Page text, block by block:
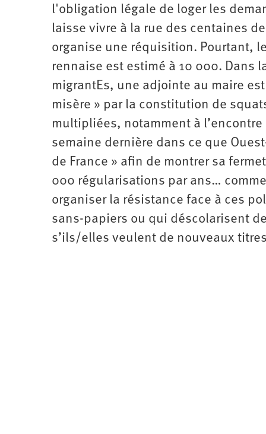
l'obligation légale de loger les
laisse vivre à la rue des centaines
organise une réquisition. Pourtant,
rennaise est estimé à 10 000. Dans
migrantEs, une adjointe au maire
misère » par la constitution de
multipliées, notamment à
semaine dernière dans ce que
de France » afin de montrer sa
000 régularisations par ans…
organiser la résistance face à ces
sans-papiers ou qui déscolarisent
s’ils/elles veulent de nouveaux